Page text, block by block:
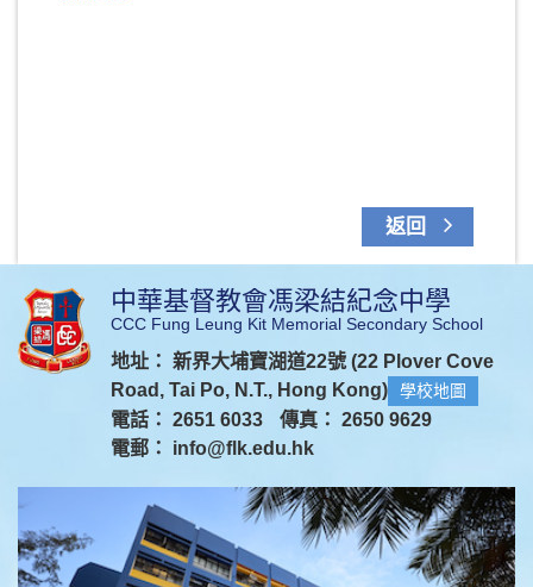
返回
中華基督教會馮梁結紀念中學
CCC Fung Leung Kit Memorial Secondary School
地址： 新界大埔寶湖道22號 (22 Plover Cove
Road, Tai Po, N.T., Hong Kong)
學校地圖
電話： 2651 6033
傳真： 2650 9629
電郵： info@flk.edu.hk